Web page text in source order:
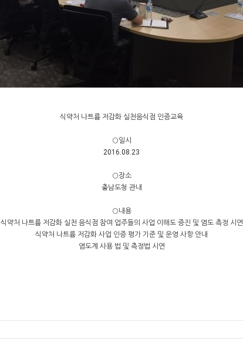
식약처 나트륨 저감화 실천음식점 인증교육
○일시
2016.08.23
○장소
충남도청 관내
○내용
식약처 나트륨 저감화 실천 음식점 참여 업주들의 사업 이해도 증진 및 염도 측정 시연
식약처 나트륨 저감화 사업 인증 평가 기준 및 운영 사항 안내
염도계 사용 법 및 측정법 시연